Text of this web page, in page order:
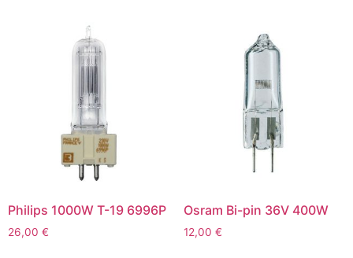
Philips 1000W T-19 6996P
26,00 €
Osram Bi-pin 36V 400W
12,00 €